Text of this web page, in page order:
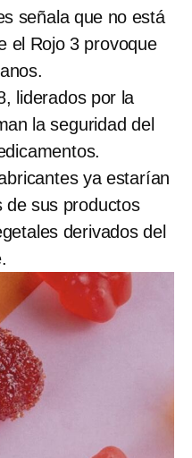
señala que no está
el Rojo 3 provoque
liderados por la
la seguridad del
ya estarían
de sus productos
derivados del